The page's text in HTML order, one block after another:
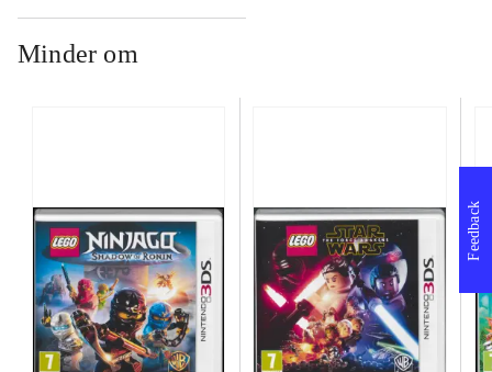
Minder om
Feedback